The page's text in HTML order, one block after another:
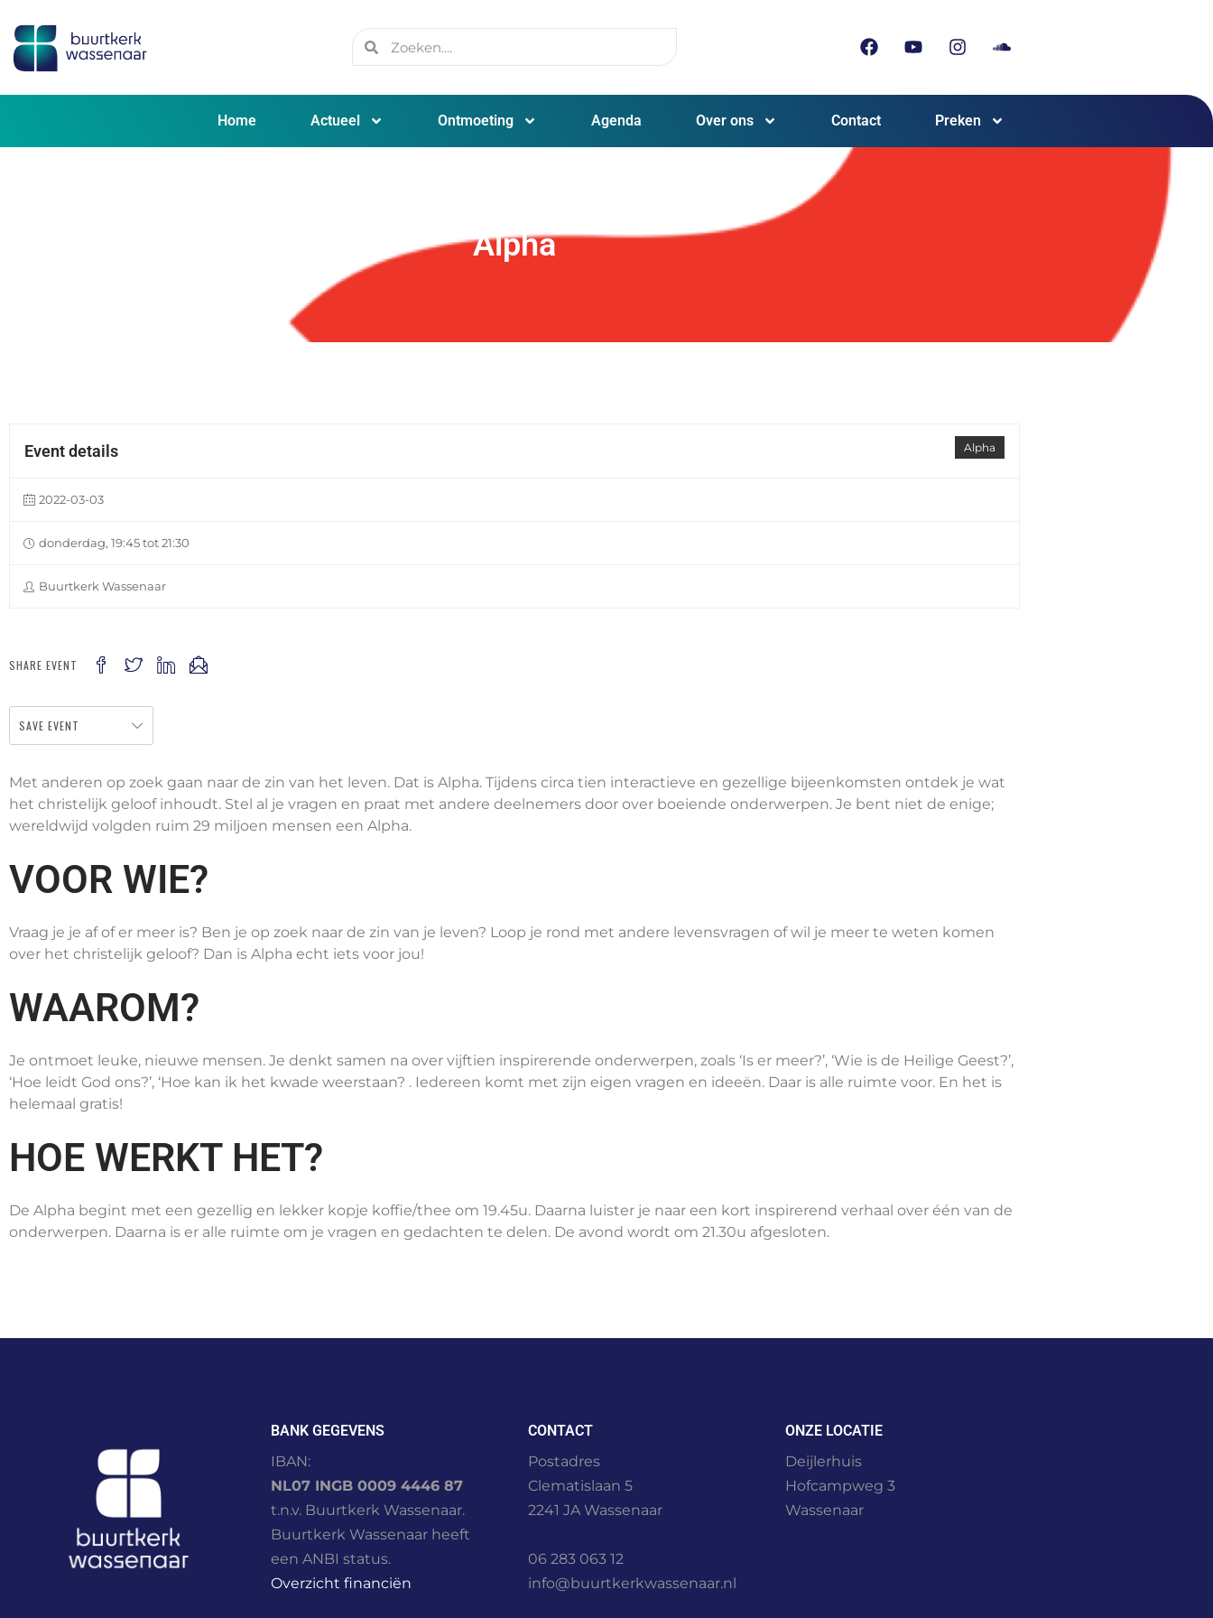
Home Actueel Ontmoeting Agenda Over ons Contact Preken
Alpha
Alpha
Event details
2022-03-03
donderdag, 19:45 tot 21:30
Buurtkerk Wassenaar
SHARE EVENT
SAVE EVENT
Met anderen op zoek gaan naar de zin van het leven. Dat is Alpha. Tijdens circa tien interactieve en gezellige bijeenkomsten ontdek je wat
het christelijk geloof inhoudt. Stel al je vragen en praat met andere deelnemers door over boeiende onderwerpen. Je bent niet de enige;
wereldwijd volgden ruim 29 miljoen mensen een Alpha.
VOOR WIE?
Vraag je je af of er meer is? Ben je op zoek naar de zin van je leven? Loop je rond met andere levensvragen of wil je meer te weten komen
over het christelijk geloof? Dan is Alpha echt iets voor jou!
WAAROM?
Je ontmoet leuke, nieuwe mensen. Je denkt samen na over vijftien inspirerende onderwerpen, zoals ‘Is er meer?’, ‘Wie is de Heilige Geest?’,
‘Hoe leidt God ons?’, ‘Hoe kan ik het kwade weerstaan? . Iedereen komt met zijn eigen vragen en ideeën. Daar is alle ruimte voor. En het is
helemaal gratis!
HOE WERKT HET?
De Alpha begint met een gezellig en lekker kopje koffie/thee om 19.45u. Daarna luister je naar een kort inspirerend verhaal over één van de
onderwerpen. Daarna is er alle ruimte om je vragen en gedachten te delen. De avond wordt om 21.30u afgesloten.
BANK GEGEVENS
IBAN:
NL07 INGB 0009 4446 87
t.n.v. Buurtkerk Wassenaar.
Buurtkerk Wassenaar heeft
een ANBI status.
Overzicht financiën
CONTACT
Postadres
Clematislaan 5
2241 JA Wassenaar
06 283 063 12
info@buurtkerkwassenaar.nl
ONZE LOCATIE
Deijlerhuis
Hofcampweg 3
Wassenaar